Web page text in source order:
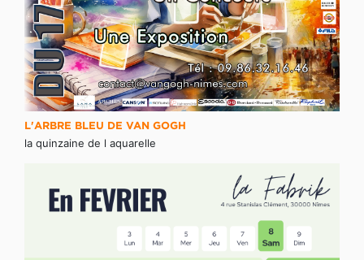
L'ARBRE BLEU DE VAN GOGH
la quinzaine de l aquarelle